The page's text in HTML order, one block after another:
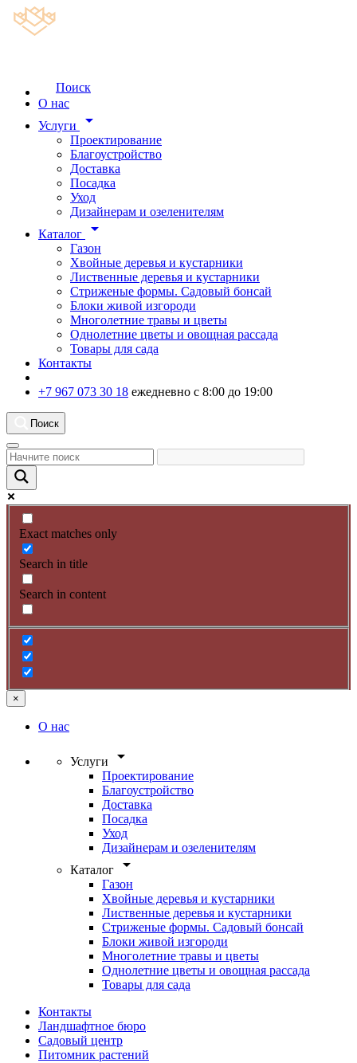
Поиск
О нас
Услуги
arrow_drop_down
Проектирование
Благоустройство
Доставка
Посадка
Уход
Дизайнерам и озеленителям
Каталог
arrow_drop_down
Газон
Хвойные деревья и кустарники
Лиственные деревья и кустарники
Стриженые формы. Садовый бонсай
Блоки живой изгороди
Многолетние травы и цветы
Однолетние цветы и овощная рассада
Товары для сада
Контакты
+7 967 073 30 18 ежедневно с 8:00 до 19:00
Поиск
Exact matches only
Search in title
Search in content
×
О нас
Услуги arrow_drop_down
Проектирование
Благоустройство
Доставка
Посадка
Уход
Дизайнерам и озеленителям
Каталог
arrow_drop_down
Газон
Хвойные деревья и кустарники
Лиственные деревья и кустарники
Стриженые формы. Садовый бонсай
Блоки живой изгороди
Многолетние травы и цветы
Однолетние цветы и овощная рассада
Товары для сада
Контакты
Ландшафтное бюро
Садовый центр
Питомник растений